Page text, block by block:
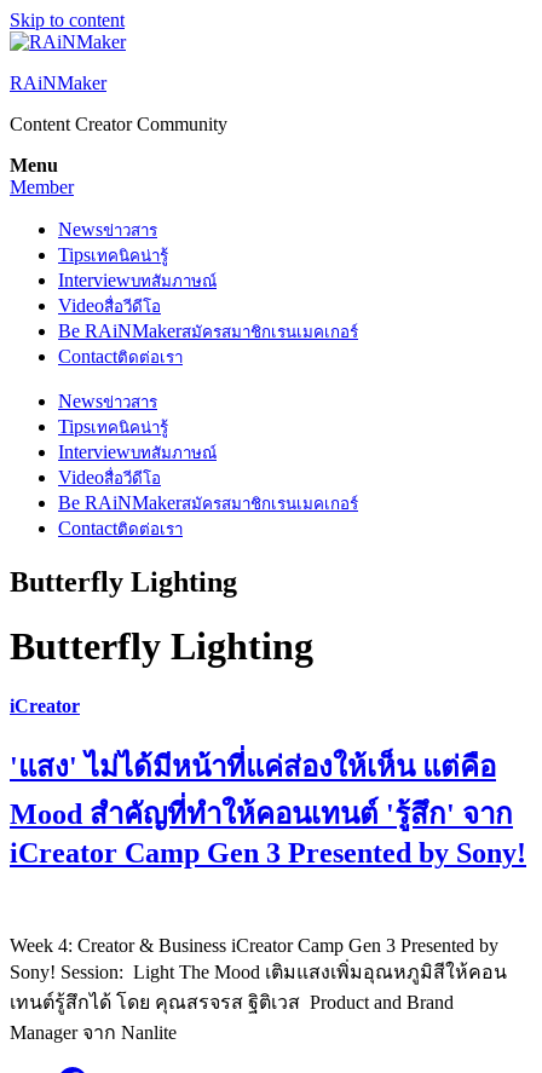
Skip to content
RAiNMaker
Content Creator Community
Menu
Member
Newsข่าวสาร
Tipsเทคนิคน่ารู้
Interviewบทสัมภาษณ์
Videoสื่อวีดีโอ
Be RAiNMakerสมัครสมาชิกเรนเมคเกอร์
Contactติดต่อเรา
Newsข่าวสาร
Tipsเทคนิคน่ารู้
Interviewบทสัมภาษณ์
Videoสื่อวีดีโอ
Be RAiNMakerสมัครสมาชิกเรนเมคเกอร์
Contactติดต่อเรา
Butterfly Lighting
Butterfly Lighting
iCreator
'แสง' ไม่ได้มีหน้าที่แค่ส่องให้เห็น แต่คือ
Mood สำคัญที่ทำให้คอนเทนต์ 'รู้สึก' จาก
iCreator Camp Gen 3 Presented by Sony!
Week 4: Creator & Business iCreator Camp Gen 3 Presented by
Sony! Session: Light The Mood เติมแสงเพิ่มอุณหภูมิสีให้คอน
เทนต์รู้สึกได้ โดย คุณสรจรส ฐิติเวส Product and Brand
Manager จาก Nanlite